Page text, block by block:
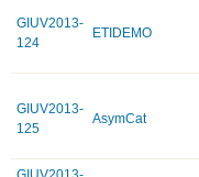
GIUV2013-
124
ETIDEMO
GIUV2013-
125
AsymCat